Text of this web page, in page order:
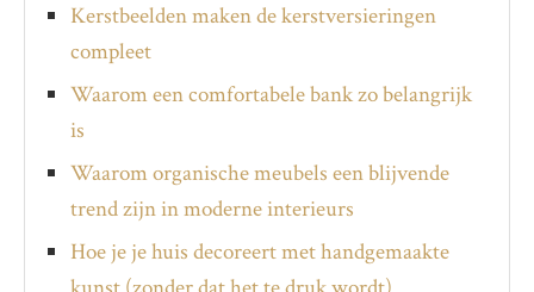
Kerstbeelden maken de kerstversieringen
compleet
Waarom een comfortabele bank zo belangrijk
is
Waarom organische meubels een blijvende
trend zijn in moderne interieurs
Hoe je je huis decoreert met handgemaakte